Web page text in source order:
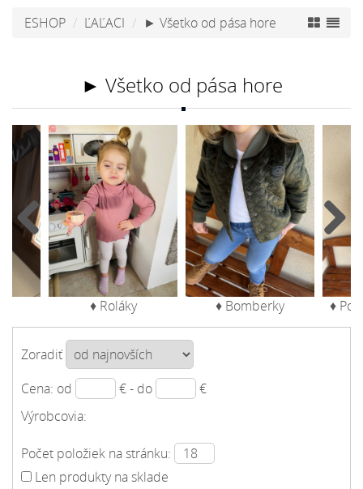
ESHOP ĽAĽACI ► Všetko od pása hore
► Všetko od pása hore
♦ Roláky ♦ Bomberky ♦
Zoradiť
Cena: od
€ - do
€
Výrobcovia:
Počet položiek na stránku:
Len produkty na sklade